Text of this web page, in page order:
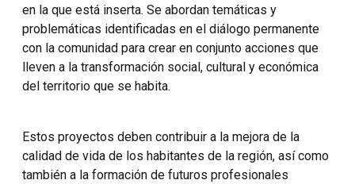
en la que está inserta. Se abordan temáticas y
problemáticas identificadas en el diálogo permanente
con la comunidad para crear en conjunto acciones que
lleven a la transformación social, cultural y económica
del territorio que se habita.
Estos proyectos deben contribuir a la mejora de la
calidad de vida de los habitantes de la región, así como
también a la formación de futuros profesionales